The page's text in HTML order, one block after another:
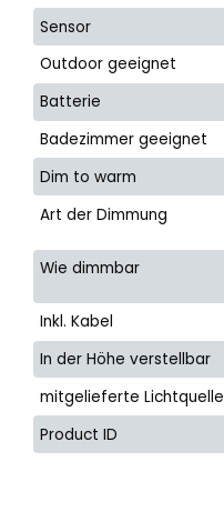
Sensor
Outdoor geeignet
Batterie
Badezimmer geeignet
Dim to warm
Art der Dimmung
Wie dimmbar
Inkl. Kabel
In der Höhe verstellbar
mitgelieferte Lichtquelle
Product ID